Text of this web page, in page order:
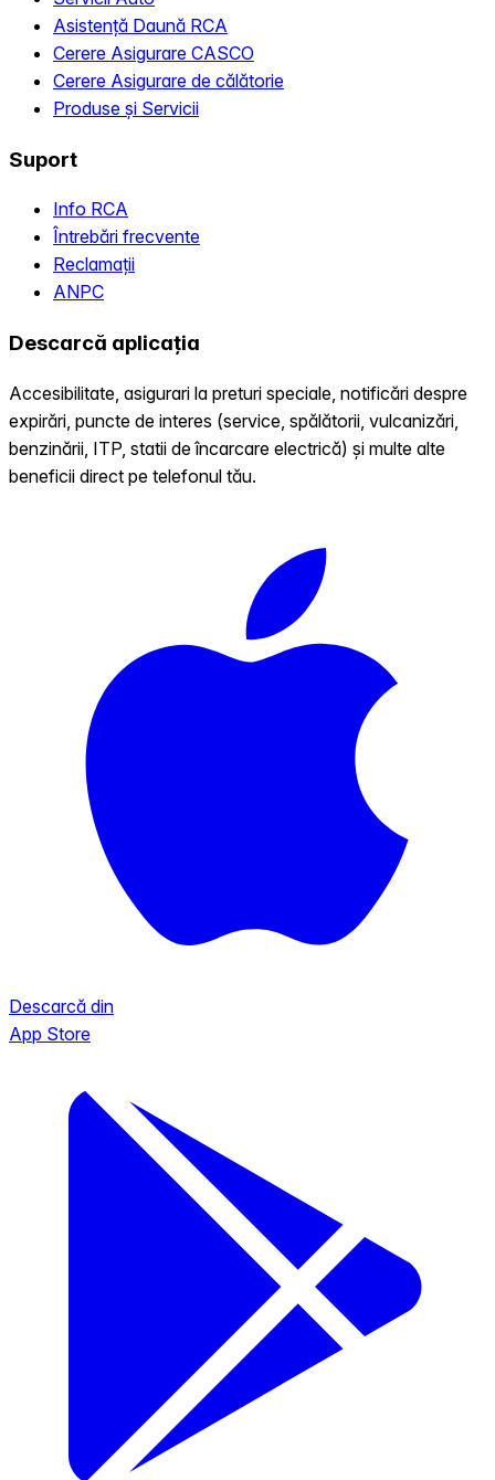
Asistență Daună RCA
Cerere Asigurare CASCO
Cerere Asigurare de călătorie
Produse și Servicii
Suport
Info RCA
Întrebări frecvente
Reclamații
ANPC
Descarcă aplicația
Accesibilitate, asigurari la preturi speciale, notificări despre
expirări, puncte de interes (service, spălătorii, vulcanizări,
benzinării, ITP, statii de încarcare electrică) și multe alte
beneficii direct pe telefonul tău.
Descarcă din
App Store